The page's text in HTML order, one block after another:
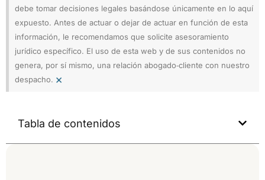
debe tomar decisiones legales basándose únicamente en lo aquí
expuesto. Antes de actuar o dejar de actuar en función de esta
información, le recomendamos que solicite asesoramiento
jurídico específico. El uso de esta web y de sus contenidos no
genera, por sí mismo, una relación abogado‑cliente con nuestro
despacho. ×
Tabla de contenidos